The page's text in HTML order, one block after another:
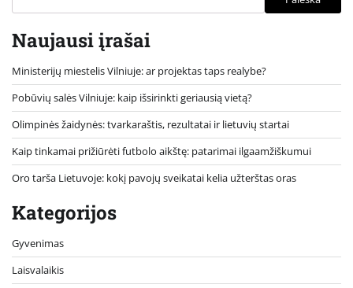
Naujausi įrašai
Ministerijų miestelis Vilniuje: ar projektas taps realybe?
Pobūvių salės Vilniuje: kaip išsirinkti geriausią vietą?
Olimpinės žaidynės: tvarkaraštis, rezultatai ir lietuvių startai
Kaip tinkamai prižiūrėti futbolo aikštę: patarimai ilgaamžiškumui
Oro tarša Lietuvoje: kokį pavojų sveikatai kelia užterštas oras
Kategorijos
Gyvenimas
Laisvalaikis